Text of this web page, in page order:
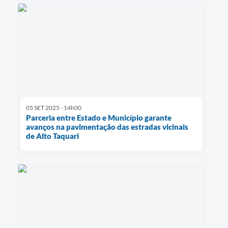
05 SET 2025 - 14h00
Parceria entre Estado e Município garante
avanços na pavimentação das estradas vicinais
de Alto Taquari